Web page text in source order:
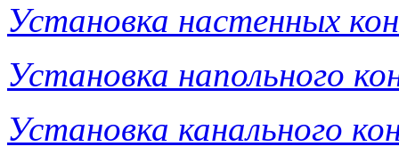
Установка настенных
Установка напольного
Установка канального